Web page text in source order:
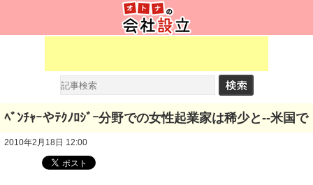
ﾍﾞﾝﾁｬｰやﾃｸﾉﾛｼﾞｰ分野での女性起業家は稀少と--米国で
2010年2月18日 12:00